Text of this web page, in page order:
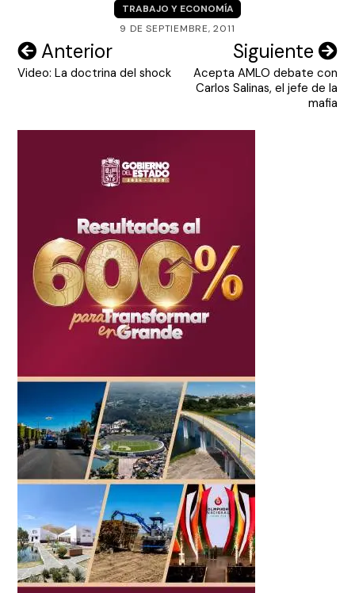
TRABAJO Y ECONOMÍA
9 DE SEPTIEMBRE, 2011
Navegación
de
Anterior
Video: La doctrina del shock
Siguiente
Acepta AMLO debate con
Carlos Salinas, el jefe de la
mafia